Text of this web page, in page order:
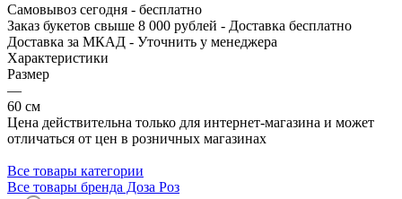
Самовывоз сегодня - бесплатно
Заказ букетов свыше 8 000 рублей - Доставка бесплатно
Доставка за МКАД - Уточнить у менеджера
Характеристики
Размер
—
60 см
Цена действительна только для интернет-магазина и может
отличаться от цен в розничных магазинах
Все товары категории
Все товары бренда Доза Роз